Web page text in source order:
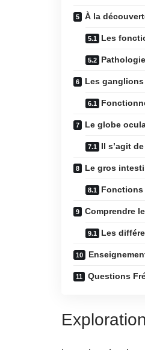
À la
Les
Les
Le globe
Il s’agit
Le gros
Comprendre
Les
Questions